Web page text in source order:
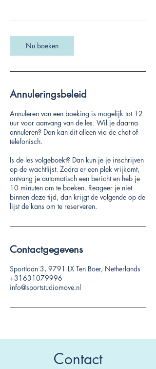
Nu boeken
Annuleringsbeleid
Annuleren van een boeking is mogelijk tot 12
uur voor aanvang van de les. Wil je daarna
annuleren? Dan kan dit alleen via de chat of
telefonisch.
Is de les volgeboekt? Dan kun je je inschrijven
op de wachtlijst. Zodra er een plek vrijkomt,
ontvang je automatisch een bericht en heb je
10 minuten om te boeken. Reageer je niet
binnen deze tijd, dan krijgt de volgende op de
lijst de kans om te reserveren.
Contactgegevens
Sportlaan 3, 9791 LX Ten Boer, Netherlands
+31631079996
info@sportstudiomove.nl
Contact